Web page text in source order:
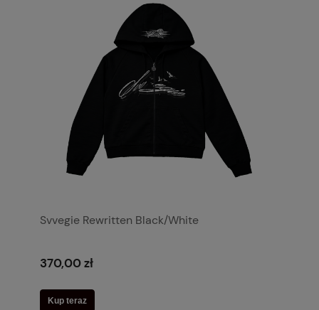
Svvegie Rewritten Black/White
370,00 zł
Kup teraz